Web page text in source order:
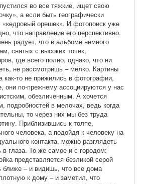
во все тяжкие, ищет свою
а если быть географически
«кедровый орешек». И фотопоиск уже
что направление его перспективно.
радует, что в альбоме немного
снятых с высоких точек,
где всего полно, однако, что ни
не рассмотришь – мелко. Картины
как-то не прижились в фотографии,
они по-прежнему ассоциируются у нас
обезличенным. А хочется
подробностей в мелочах, ведь когда
то через них мы без труда
Приблизившись к толпе,
человека, а подойдя к человеку на
контакта, можно разглядеть
в глаза. То же самое и с городом:
представляется безликой серой
– и видишь, что все дома
к дому – и заметил, что